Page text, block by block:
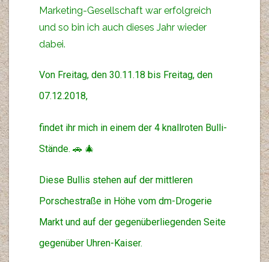
Marketing-Gesellschaft war erfolgreich
und so bin ich auch dieses Jahr wieder
dabei.
Von Freitag, den 30.11.18 bis Freitag, den
07.12.2018,
findet ihr mich in einem der 4 knallroten Bulli-
Stände. 🚗 🎄
Diese Bullis stehen auf der mittleren
Porschestraße in Höhe vom dm-Drogerie
Markt und auf der gegenüberliegenden Seite
gegenüber Uhren-Kaiser.